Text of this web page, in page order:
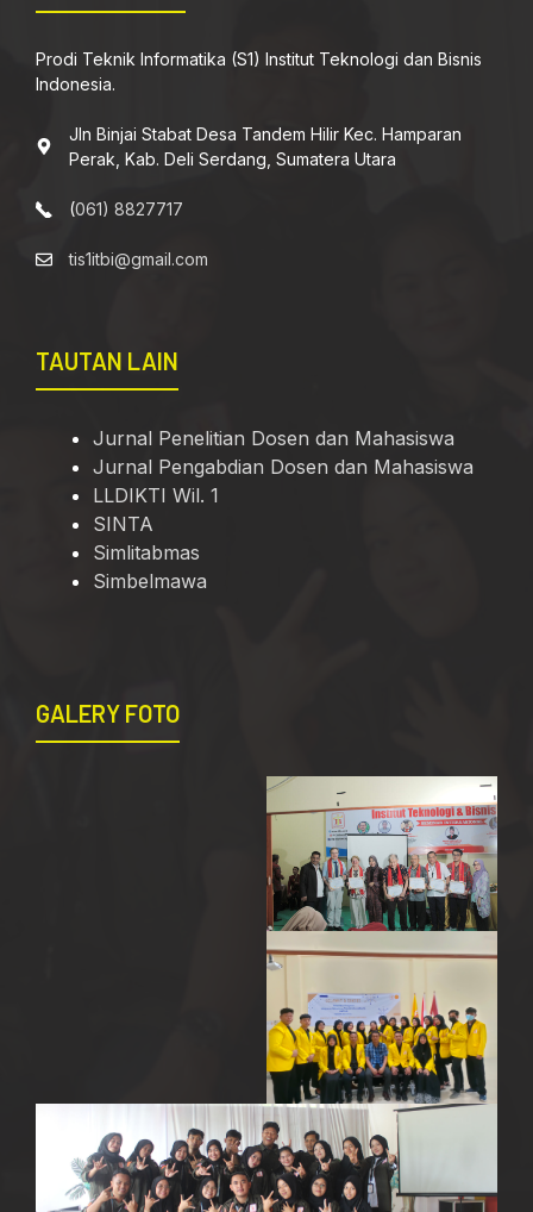
Prodi Teknik Informatika (S1) Institut Teknologi dan Bisnis
Indonesia.
Jln Binjai Stabat Desa Tandem Hilir Kec. Hamparan
Perak, Kab. Deli Serdang, Sumatera Utara
(061) 8827717
tis1itbi@gmail.com
TAUTAN LAIN
Jurnal Penelitian Dosen dan Mahasiswa
Jurnal Pengabdian Dosen dan Mahasiswa
LLDIKTI Wil. 1
SINTA
Simlitabmas
Simbelmawa
GALERY FOTO